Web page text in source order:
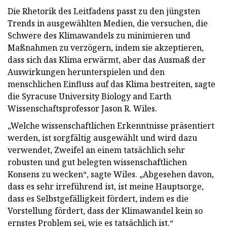
Die Rhetorik des Leitfadens passt zu den jüngsten
Trends in ausgewählten Medien, die versuchen, die
Schwere des Klimawandels zu minimieren und
Maßnahmen zu verzögern, indem sie akzeptieren,
dass sich das Klima erwärmt, aber das Ausmaß der
Auswirkungen herunterspielen und den
menschlichen Einfluss auf das Klima bestreiten, sagte
die Syracuse University Biology and Earth
Wissenschaftsprofessor Jason R. Wiles.
„Welche wissenschaftlichen Erkenntnisse präsentiert
werden, ist sorgfältig ausgewählt und wird dazu
verwendet, Zweifel an einem tatsächlich sehr
robusten und gut belegten wissenschaftlichen
Konsens zu wecken“, sagte Wiles. „Abgesehen davon,
dass es sehr irreführend ist, ist meine Hauptsorge,
dass es Selbstgefälligkeit fördert, indem es die
Vorstellung fördert, dass der Klimawandel kein so
ernstes Problem sei, wie es tatsächlich ist.“